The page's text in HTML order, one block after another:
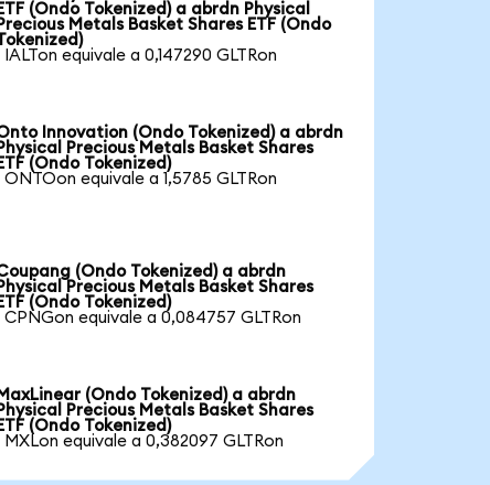
(Ondo Tokenized) a abrdn Physical
Precious Metals Basket Shares ETF (Ondo
IALTon equivale a 0,147290 GLTRon
Innovation (Ondo Tokenized) a abrdn
Precious Metals Basket Shares
ETF (Ondo Tokenized)
ONTOon equivale a 1,5785 GLTRon
(Ondo Tokenized) a abrdn
Precious Metals Basket Shares
ETF (Ondo Tokenized)
CPNGon equivale a 0,084757 GLTRon
MaxLinear (Ondo Tokenized) a abrdn
Precious Metals Basket Shares
ETF (Ondo Tokenized)
MXLon equivale a 0,382097 GLTRon